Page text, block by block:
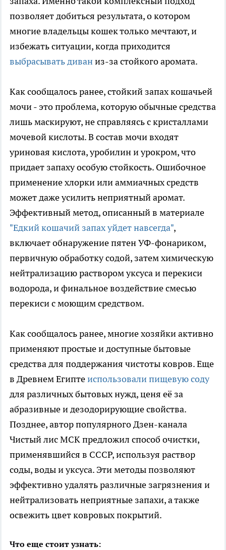
позволяет добиться результата, о котором
многие владельцы кошек только мечтают, и
избежать ситуации, когда приходится
выбрасывать диваниз-за стойкого аромата.
Как сообщалось ранее, стойкий запах кошачьей
мочи - это проблема, которую обычные средства
лишь маскируют, не справляясь с кристаллами
мочевой кислоты. В состав мочи входят
уриновая кислота, уробилин и урокром, что
придает запаху особую стойкость. Ошибочное
применение хлорки или аммиачных средств
может даже усилить неприятный аромат.
Эффективный метод, описанный в материале
"Едкий кошачий запах уйдет навсегда",
включает обнаружение пятен УФ-фонариком,
первичную обработку содой, затем химическую
нейтрализацию раствором уксуса и перекиси
водорода, и финальное воздействие смесью
перекиси с моющим средством.
Как сообщалось ранее, многие хозяйки активно
применяют простые и доступные бытовые
средства для поддержания чистоты ковров. Еще
в Древнем Египтеиспользовали пищевую соду
для различных бытовых нужд, ценя её за
абразивные и дезодорирующие свойства.
Позднее, автор популярного Дзен-канала
Чистый лис МСК предложил способ очистки,
применявшийся в СССР, используя раствор
соды, воды и уксуса. Эти методы позволяют
эффективно удалять различные загрязнения и
нейтрализовать неприятные запахи, а также
освежить цвет ковровых покрытий.
Что еще стоит узнать: